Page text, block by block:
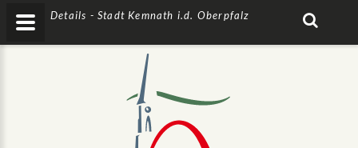
Details - Stadt Kemnath i.d. Oberpfalz